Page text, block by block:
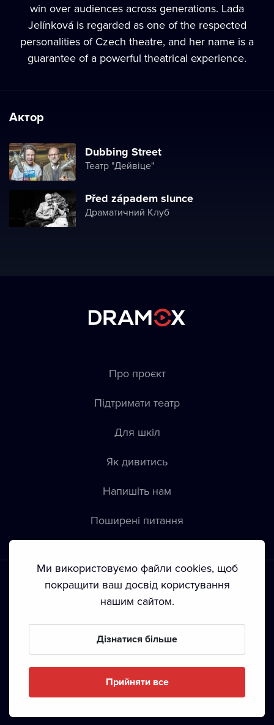
win over audiences across generations. Lada
Jelínková is regarded as one of the respected
personalities of Czech theatre, and her name is a
guarantee of a powerful theatrical experience.
Актор
Dubbing Street
Театр "Дейвіце"
Před západem slunce
Драматичний Клуб
Про проєкт
Підтримати театр
Для шкіл
Як дивитись
Напишіть нам
Пoширені питання
Положення й умови • Конфіденційність • Автoрські права
Ми використовуємо файли cookies, щоб
покращити ваш досвід користування
нашим сайтом.
Дізнатися більше
Прийняти все